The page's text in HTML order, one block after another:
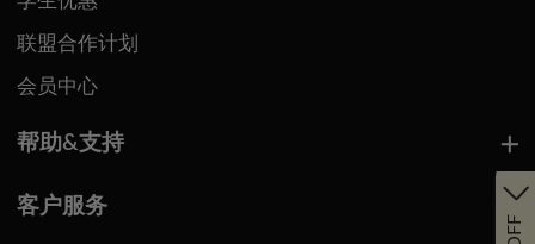
联盟合作计划
会员中心
帮助&支持
客户服务